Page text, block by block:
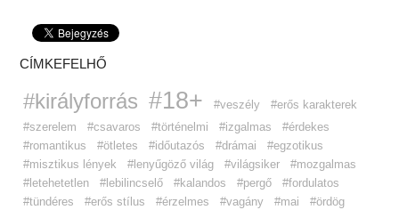
CÍMKEFELHŐ
#királyforrás #18+ #veszély
#erős karakterek
#szerelem
#csavaros #történelmi #izgalmas
#érdekes
#romantikus
#ötletes #időutazós #drámai
#egzotikus
#misztikus lények
#lenyűgöző világ #világsiker
#mozgalmas
#letehetetlen
#lebilincselő #kalandos #pergő
#fordulatos
#tündéres
#erős stílus #érzelmes #vagány #mai
#ördög